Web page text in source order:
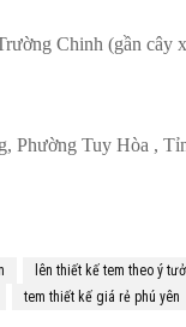
Chinh (gần
Phường Tuy Hòa ,
lên thiết kế tem theo ý
tem thiết kế giá rẻ phú yên